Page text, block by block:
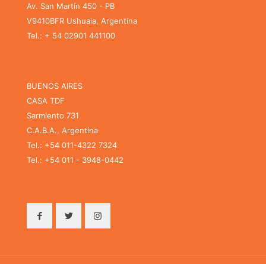
Av. San Martín 450 - PB
V9410BFR Ushuaia, Argentina
Tel.: + 54 02901 441100
BUENOS AIRES
CASA TDF
Sarmiento 731
C.A.B.A., Argentina
Tel.: +54 011-4322 7324
Tel.: +54 011 - 3948-0442